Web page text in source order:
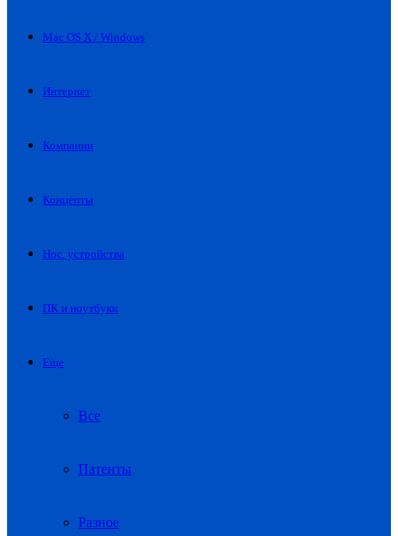
Mac OS X / Windows
Интернет
Компании
Концепты
Нос. устройства
ПК и ноутбуки
Еще
Все
Патенты
Разное